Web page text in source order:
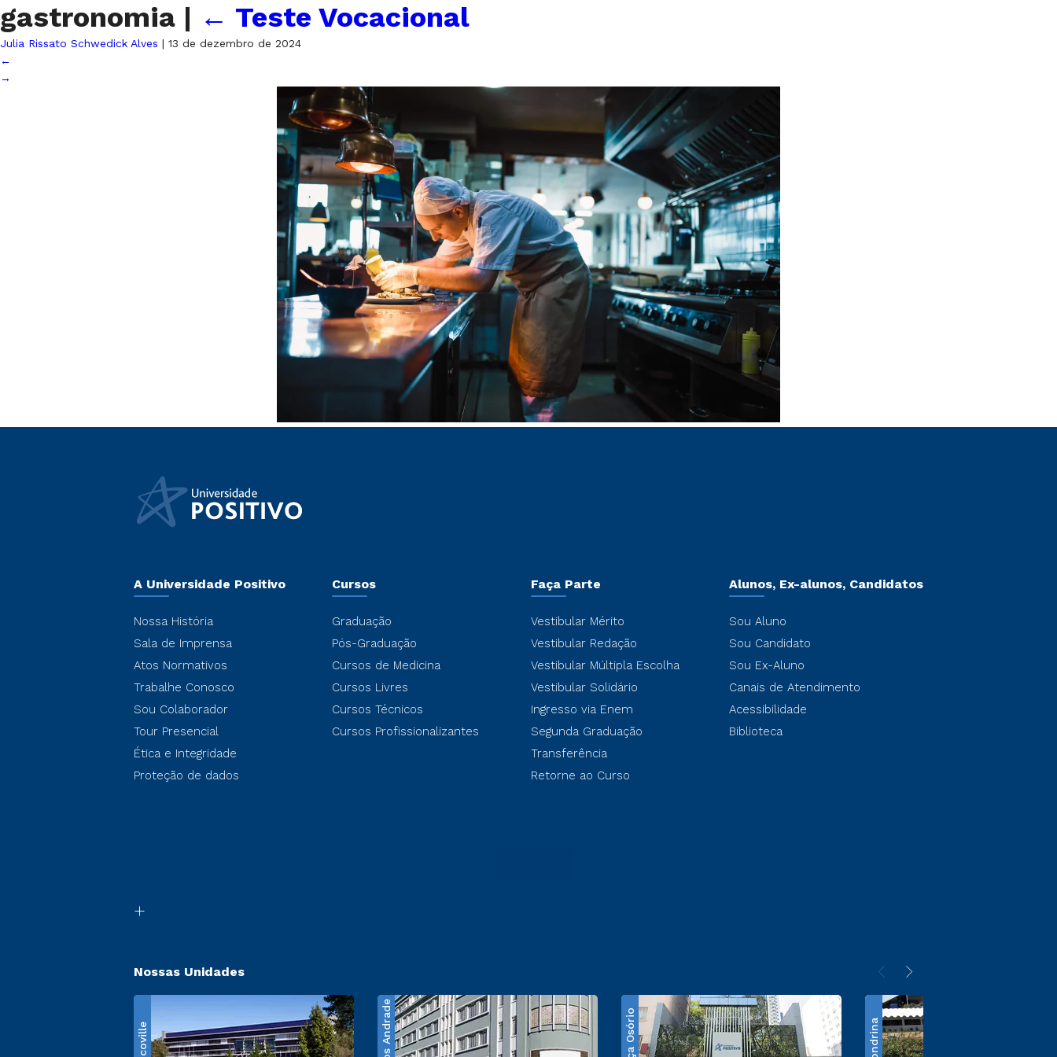
gastronomia | ← Teste Vocacional
Julia Rissato Schwedick Alves | 13 de dezembro de 2024
←
→
A Universidade Positivo
Nossa História
Sala de Imprensa
Atos Normativos
Trabalhe Conosco
Sou Colaborador
Tour Presencial
Ética e Integridade
Proteção de dados
Cursos
Graduação
Pós-Graduação
Cursos de Medicina
Cursos Livres
Cursos Técnicos
Cursos Profissionalizantes
Faça Parte
Vestibular Mérito
Vestibular Redação
Vestibular Múltipla Escolha
Vestibular Solidário
Ingresso via Enem
Segunda Graduação
Transferência
Retorne ao Curso
Alunos, Ex-alunos, Candidatos
Sou Aluno
Sou Candidato
Sou Ex-Aluno
Canais de Atendimento
Acessibilidade
Biblioteca
Nossas Unidades
Ecoville Praça Osório Londrina